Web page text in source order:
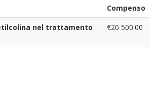
Compenso
nel trattamento
€20 500.00